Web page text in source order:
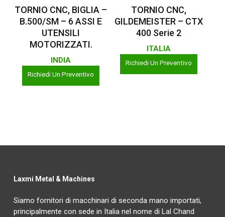
Leggi Tutto
TORNIO CNC, BIGLIA –
B.500/SM – 6 ASSI E
UTENSILI
MOTORIZZATI.
INDIA
Richiedi Un Preventivo
Leggi Tutto
TORNIO CNC,
GILDEMEISTER – CTX
400 Serie 2
ITALIA
Richiedi Un Preventivo
Laxmi Metal & Machines
Siamo fornitori di macchinari di seconda mano importati,
principalmente con sede in Italia nel nome di Lal Chand